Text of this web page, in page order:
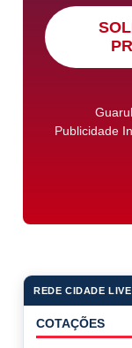
Publicidade
REDE CIDADE LIVE
COTAÇÕES